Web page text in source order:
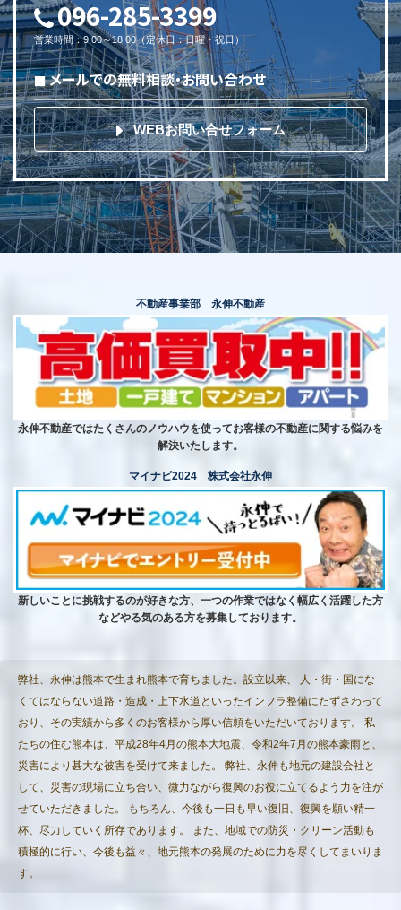
096-285-3399
営業時間 ：9:00～18:00（定休日：日曜・祝日 ）
メールでの無料相談・お問い合わせ
WEBお問い合せフォーム
不動産事業部 永伸不動産
永伸不動産ではたくさんのノウハウを使ってお客様の不動産に関する悩みを
解決いたします。
マイナビ2024 株式会社永伸
新しいことに挑戦するのが好きな方、一つの作業ではなく幅広く活躍した方
などやる気のある方を募集しております。
弊社、永伸は熊本で生まれ熊本で育ちました。設立以来、 人・街・国にな
くてはならない道路・造成・上下水道といったインフラ整備にたずさわって
おり、その実績から多くのお客様から厚い信頼をいただいております。 私
たちの住む熊本は、平成28年4月の熊本大地震、令和2年7月の熊本豪雨と、
災害により甚大な被害を受けて来ました。 弊社、永伸も地元の建設会社と
して、災害の現場に立ち合い、微力ながら復興のお役に立てるよう力を注が
せていただきました。 もちろん、今後も一日も早い復旧、復興を願い精一
杯、尽力していく所存であります。 また、地域での防災・クリーン活動も
積極的に行い、今後も益々、地元熊本の発展のために力を尽くしてまいりま
す。